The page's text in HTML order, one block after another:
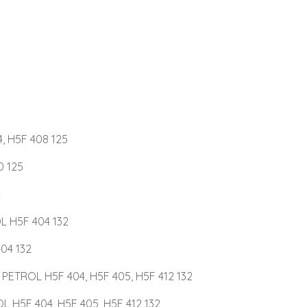
H5F 408 125
125
H5F 404 132
132
H5F 404, H5F 405, H5F 412 132
H5F 404, H5F 405, H5F 412 132